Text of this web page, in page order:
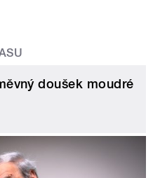
doušek moudré